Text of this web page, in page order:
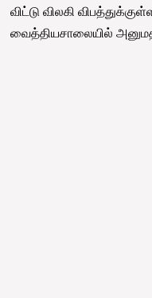
விட்டு விலகி
வைத்தியசாலையில்